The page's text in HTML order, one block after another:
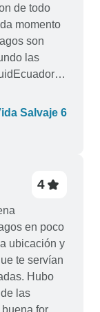
de todo
momento
son
las
Salvaje 6
4
en poco
te servían
Hubo
las
forma